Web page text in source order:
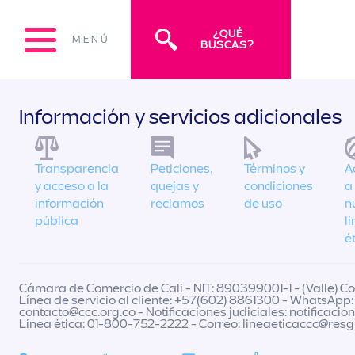
MENÚ
¿QUÉ
BUSCAS?
Información y servicios adicionales
Transparencia
y acceso a la
información
pública
Peticiones,
quejas y
reclamos
Términos y
condiciones
de uso
a
Cámara de Comercio de Cali - NIT: 890399001-1 - (Valle)
Línea de servicio al cliente: +57(602) 8861300 -
contacto@ccc.org.co- Notificaciones judiciales:
Línea ética: 01-800-752-2222 - Correo: